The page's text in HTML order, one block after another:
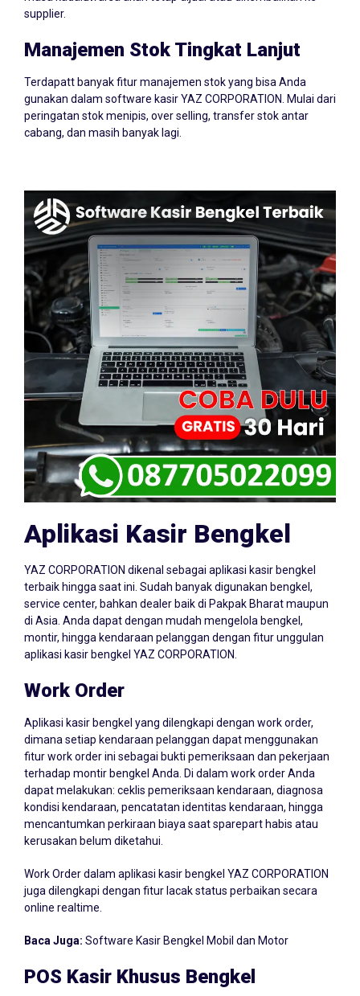
supplier.
Manajemen Stok Tingkat Lanjut
Terdapatt banyak fitur manajemen stok yang bisa Anda
gunakan dalam software kasir YAZ CORPORATION. Mulai dari
peringatan stok menipis, over selling, transfer stok antar
cabang, dan masih banyak lagi.
Aplikasi Kasir Bengkel
YAZ CORPORATION dikenal sebagai aplikasi kasir bengkel
terbaik hingga saat ini. Sudah banyak digunakan bengkel,
service center, bahkan dealer baik di Pakpak Bharat maupun
di Asia. Anda dapat dengan mudah mengelola bengkel,
montir, hingga kendaraan pelanggan dengan fitur unggulan
aplikasi kasir bengkel YAZ CORPORATION.
Work Order
Aplikasi kasir bengkel yang dilengkapi dengan work order,
dimana setiap kendaraan pelanggan dapat menggunakan
fitur work order ini sebagai bukti pemeriksaan dan pekerjaan
terhadap montir bengkel Anda. Di dalam work order Anda
dapat melakukan: ceklis pemeriksaan kendaraan, diagnosa
kondisi kendaraan, pencatatan identitas kendaraan, hingga
mencantumkan perkiraan biaya saat sparepart habis atau
kerusakan belum diketahui.
Work Order dalam aplikasi kasir bengkel YAZ CORPORATION
juga dilengkapi dengan fitur lacak status perbaikan secara
online realtime.
Baca Juga: Software Kasir Bengkel Mobil dan Motor
POS Kasir Khusus Bengkel